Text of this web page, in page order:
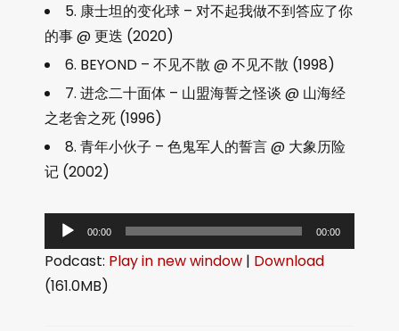
5. 康士坦的变化球 – 对不起我做不到答应了你
的事 @ 更迭 (2020)
6. BEYOND – 不见不散 @ 不见不散 (1998)
7. 进念二十面体 – 山盟海誓之怪谈 @ 山海经
之老舍之死 (1996)
8. 青年小伙子 – 色鬼军人的誓言 @ 大象历险
记 (2002)
频
播
放
00:00 00:00
Podcast: Play in new window | Download
(161.0MB)